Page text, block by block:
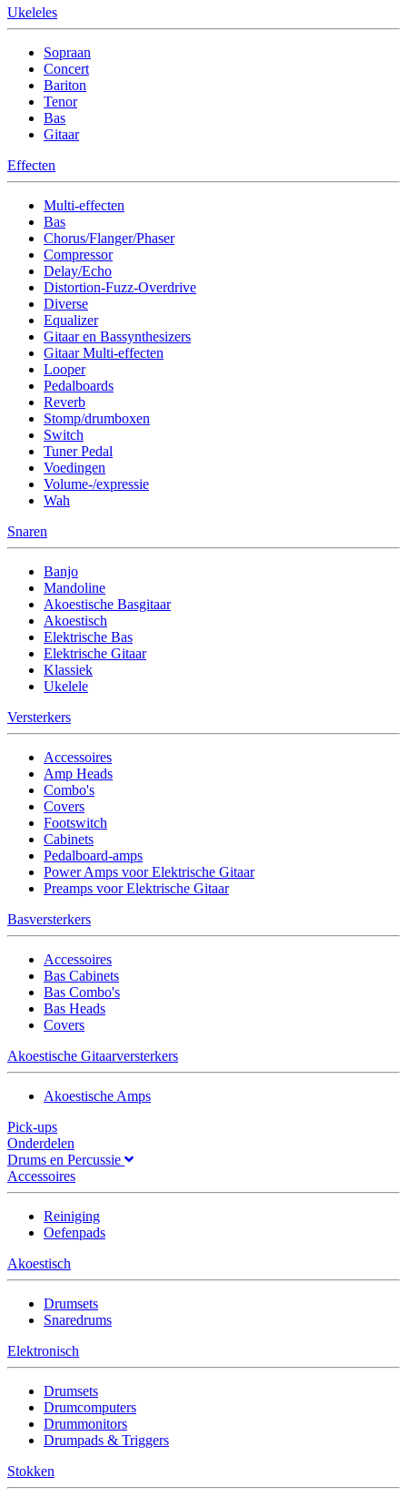
Ukeleles
Sopraan
Concert
Bariton
Tenor
Bas
Gitaar
Effecten
Multi-effecten
Bas
Chorus/Flanger/Phaser
Compressor
Delay/Echo
Distortion-Fuzz-Overdrive
Diverse
Equalizer
Gitaar en Bassynthesizers
Gitaar Multi-effecten
Looper
Pedalboards
Reverb
Stomp/drumboxen
Switch
Tuner Pedal
Voedingen
Volume-/expressie
Wah
Snaren
Banjo
Mandoline
Akoestische Basgitaar
Akoestisch
Elektrische Bas
Elektrische Gitaar
Klassiek
Ukelele
Versterkers
Accessoires
Amp Heads
Combo's
Covers
Footswitch
Cabinets
Pedalboard-amps
Power Amps voor Elektrische Gitaar
Preamps voor Elektrische Gitaar
Basversterkers
Accessoires
Bas Cabinets
Bas Combo's
Bas Heads
Covers
Akoestische Gitaarversterkers
Akoestische Amps
Pick-ups
Onderdelen
Drums en Percussie
Accessoires
Reiniging
Oefenpads
Akoestisch
Drumsets
Snaredrums
Elektronisch
Drumsets
Drumcomputers
Drummonitors
Drumpads & Triggers
Stokken